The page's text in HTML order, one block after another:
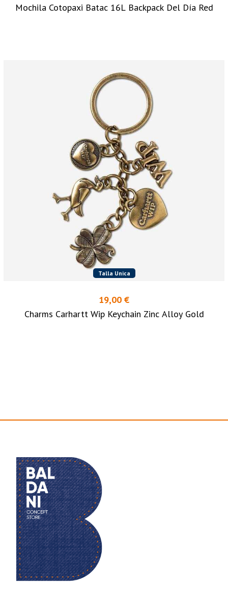
Mochila Cotopaxi Batac 16L Backpack Del Día Red
Talla Unica
19,00 €
Charms Carhartt Wip Keychain Zinc Alloy Gold